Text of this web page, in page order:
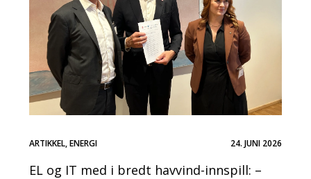
ARTIKKEL,ENERGI 24. JUNI 2026
EL og IT med i bredt havvind-innspill: –